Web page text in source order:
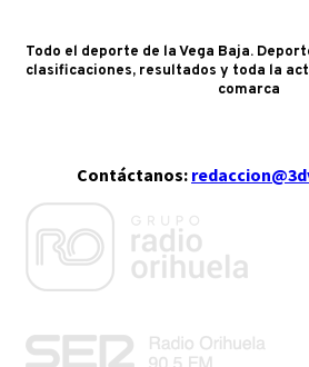
Todo el deporte de la Vega Baja.
clasificaciones, resultados y toda la
comarca
Contáctanos: